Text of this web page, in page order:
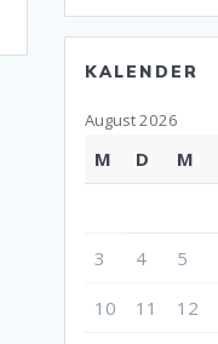
KALENDER
August 2026
M D M
3 4 5
10 11 12